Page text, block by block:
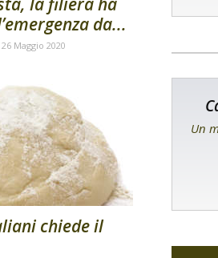
da...
26 Maggio 2020
chiede il
Un